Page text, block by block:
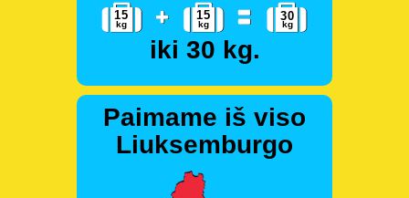
iki 30 kg.
Paimame iš viso
Liuksemburgo